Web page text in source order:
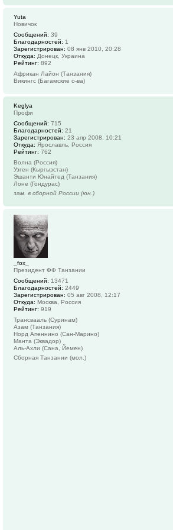
Yuta
Новичок
Сообщений: 39
Благодарностей: 1
Зарегистрирован: 08 янв 2010, 20:28
Откуда: Донецк, Украина
Рейтинг: 892
Африкан Лайон (Танзания)
Викингс (Багамские о-ва)
Keglya
Профи
Сообщений: 715
Благодарностей: 21
Зарегистрирован: 23 апр 2008, 10:21
Откуда: Ярославль, Россия
Рейтинг: 762
Волна (Россия)
Узген (Кыргызстан)
Эшанти Юнайтед (Танзания)
Лоне (Гондурас)
зам. в сборной России (юн.)
_fox_
Президент ФФ Танзании
Сообщений: 13471
Благодарностей: 2449
Зарегистрирован: 05 авг 2008, 12:17
Откуда: Москва, Россия
Рейтинг: 919
Трансвааль (Суринам)
Азам (Танзания)
Норд Апеннино (Сан-Марино)
Манта (Эквадор)
Аль-Ахли (Сана, Йемен)
Сборная Танзании (мол.)